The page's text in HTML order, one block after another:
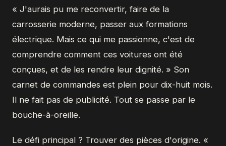
« J'aurais pu me reconvertir, faire de la
carrosserie moderne, passer aux formations
électrique. Mais ce qui me passionne, c'est de
comprendre comment ces voitures ont été
conçues, et de les rendre leur dignité. » Son
carnet de commandes est plein pour dix-huit mois.
Il ne fait pas de publicité. Tout se passe par le
bouche-à-oreille.
Le défi principal ? Trouver des pièces d'origine. «